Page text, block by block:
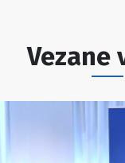
Vezane